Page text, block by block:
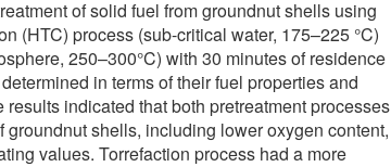
of solid fuel from groundnut shells using
(HTC) process (sub-critical water, 175–225 °C)
250–300°C) with 30 minutes of residence
in terms of their fuel properties and
indicated that both pretreatment processes
groundnut shells, including lower oxygen content,
values. Torrefaction process had a more